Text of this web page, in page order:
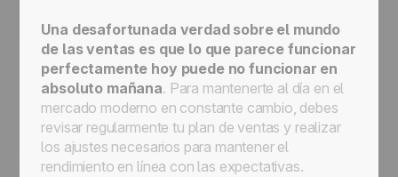
Una desafortunada verdad sobre el mundo
de las ventas es que lo que parece funcionar
perfectamente hoy puede no funcionar en
absoluto mañana. Para mantenerte al día en el
mercado moderno en constante cambio, debes
revisar regularmente tu plan de ventas y realizar
los ajustes necesarios para mantener el
rendimiento en línea con las expectativas.